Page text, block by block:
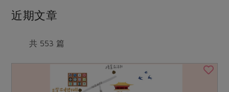
防災用品
最新產品
優惠專區
年菜食譜
節慶大餐
高麗菜海鮮煎餅
把最好的台灣味帶回家！
最新消息
媒體報導
近期文章
共 553 篇